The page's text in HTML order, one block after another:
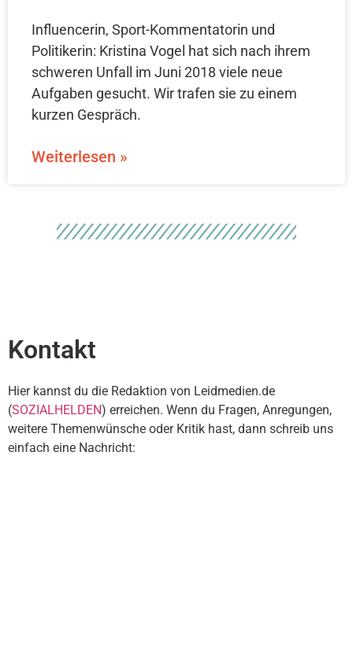
Influencerin, Sport-Kommentatorin und
Politikerin: Kristina Vogel hat sich nach ihrem
schweren Unfall im Juni 2018 viele neue
Aufgaben gesucht. Wir trafen sie zu einem
kurzen Gespräch.
Weiterlesen »
Kontakt
Hier kannst du die Redaktion von Leidmedien.de
(SOZIALHELDEN) erreichen. Wenn du Fragen, Anregungen,
weitere Themenwünsche oder Kritik hast, dann schreib uns
einfach eine Nachricht: